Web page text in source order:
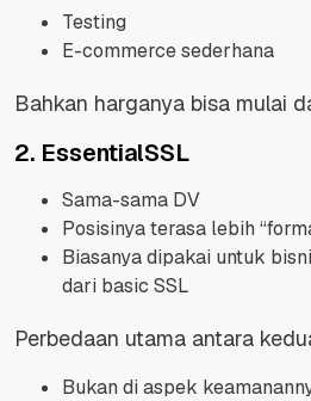
Testing
E-commerce sederhana
Bahkan harganya bisa mulai
2. EssentialSSL
Sama-sama DV
Posisinya terasa lebih
Biasanya dipakai untuk
dari basic SSL
Perbedaan utama antara
Bukan di aspek